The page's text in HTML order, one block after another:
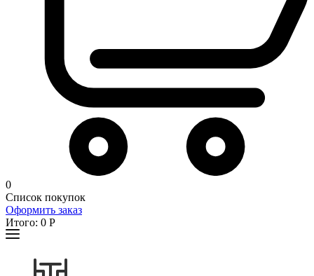
0
Список покупок
Оформить заказ
Итого: 0 Р